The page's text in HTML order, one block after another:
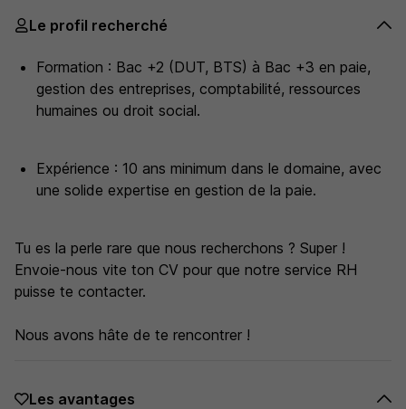
Le profil recherché
Formation : Bac +2 (DUT, BTS) à Bac +3 en paie,
gestion des entreprises, comptabilité, ressources
humaines ou droit social.
Expérience : 10 ans minimum dans le domaine, avec
une solide expertise en gestion de la paie.
Tu es la perle rare que nous recherchons ? Super !
Envoie-nous vite ton CV pour que notre service RH
puisse te contacter.
Nous avons hâte de te rencontrer !
Les avantages